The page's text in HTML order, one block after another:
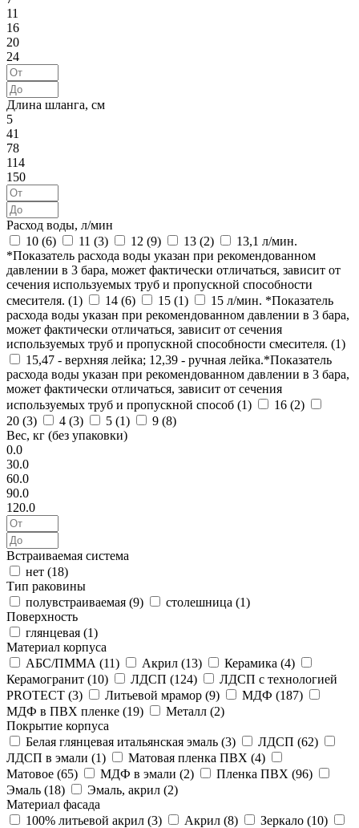
11
16
20
24
Длина шланга, см
5
41
78
114
150
Расход воды, л/мин
10 (6) 11 (3) 12 (9) 13 (2)
13,1 л/мин.
*Показатель расхода воды указан при рекомендованном
давлении в 3 бара, может фактически отличаться, зависит от
сечения используемых труб и пропускной способности
смесителя. (1) 14 (6) 15 (1)
15 л/мин. *Показатель
расхода воды указан при рекомендованном давлении в 3 бара,
может фактически отличаться, зависит от сечения
используемых труб и пропускной способности смесителя. (1)
15,47 - верхняя лейка; 12,39 - ручная лейка.*Показатель
расхода воды указан при рекомендованном давлении в 3 бара,
может фактически отличаться, зависит от сечения
используемых труб и пропускной способ (1) 16 (2)
20 (3) 4 (3) 5 (1) 9 (8)
Вес, кг (без упаковки)
0.0
30.0
60.0
90.0
120.0
Встраиваемая система
нет (18)
Тип раковины
полувстраиваемая (9) столешница (1)
Поверхность
глянцевая (1)
Материал корпуса
АБС/ПММА (11) Акрил (13) Керамика (4)
Керамогранит (10) ЛДСП (124)
ЛДСП с технологией
PROTECT (3) Литьевой мрамор (9) МДФ (187)
МДФ в ПВХ пленке (19) Металл (2)
Покрытие корпуса
Белая глянцевая итальянская эмаль (3) ЛДСП (62)
ЛДСП в эмали (1) Матовая пленка ПВХ (4)
Матовое (65) МДФ в эмали (2) Пленка ПВХ (96)
Эмаль (18) Эмаль, акрил (2)
Материал фасада
100% литьевой акрил (3) Акрил (8) Зеркало (10)